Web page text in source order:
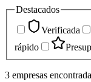
Destacados
Verificada
rápido
3 empresas